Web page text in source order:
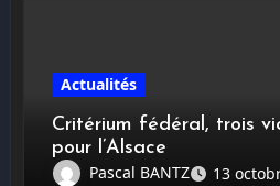
Actualités
Critérium fédéral, trois
pour l’Alsace
Pascal BANTZ
13